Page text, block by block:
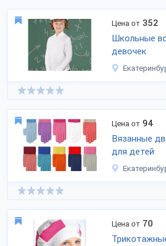
Цена от 352
Школьные
девочек
Цена от 94
Вязанные
для детей
Цена от 70